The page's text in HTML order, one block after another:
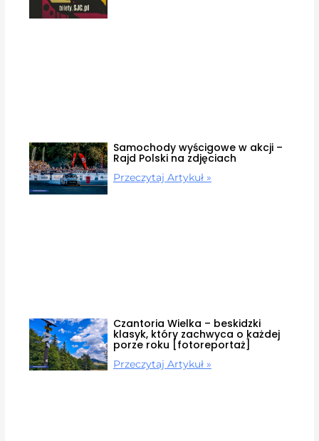
Samochody wyścigowe w akcji –
Rajd Polski na zdjęciach
Przeczytaj Artykuł »
Czantoria Wielka – beskidzki
klasyk, który zachwyca o każdej
porze roku [fotoreportaż]
Przeczytaj Artykuł »